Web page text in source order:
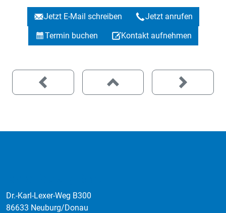
Jetzt E-Mail schreiben
Jetzt anrufen
Termin buchen
Kontakt aufnehmen
Dr.-Karl-Lexer-Weg B300
86633 Neuburg/Donau